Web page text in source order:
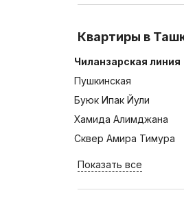
Квартиры в
Чиланзарская линия
Пушкинская
Буюк Ипак Йули
Хамида Алимджана
Сквер Амира Тимура
Показать все